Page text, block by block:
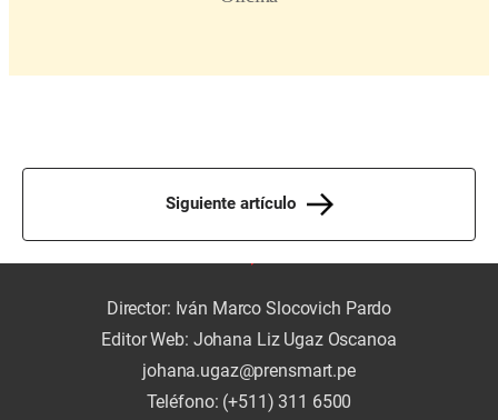
Siguiente artículo
Director: Iván Marco Slocovich Pardo
Editor Web: Johana Liz Ugaz Oscanoa
johana.ugaz@prensmart.pe
Teléfono: (+511) 311 6500